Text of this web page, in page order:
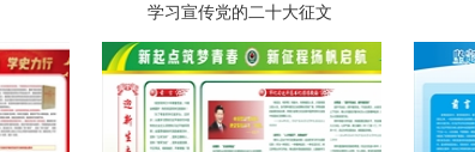
学习宣传党的二十大征文